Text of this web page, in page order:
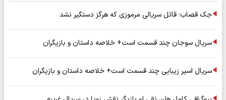
جک قصاب؛ قاتل سریالی مرموزی که هرگز دستگیر نشد
سریال سوجان چند قسمت است+ خلاصه داستان و بازیگران
سریال اسیر زیبایی چند قسمت است+ خلاصه داستان و بازیگران